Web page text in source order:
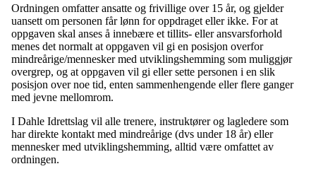
Ordningen omfatter ansatte og frivillige over 15 år, og gjelder
uansett om personen får lønn for oppdraget eller ikke. For at
oppgaven skal anses å innebære et tillits- eller ansvarsforhold
menes det normalt at oppgaven vil gi en posisjon overfor
mindreårige/mennesker med utviklingshemming som muliggjør
overgrep, og at oppgaven vil gi eller sette personen i en slik
posisjon over noe tid, enten sammenhengende eller flere ganger
med jevne mellomrom.
I Dahle Idrettslag vil alle trenere, instruktører og lagledere som
har direkte kontakt med mindreårige (dvs under 18 år) eller
mennesker med utviklingshemming, alltid være omfattet av
ordningen.